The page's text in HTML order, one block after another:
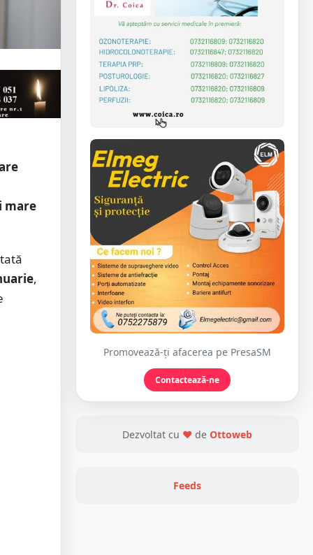
mare
,
Promovează-ți afacerea pe PresaSM
Contactează-ne
Dezvoltat cu ❤ de Ottoweb
Feeds